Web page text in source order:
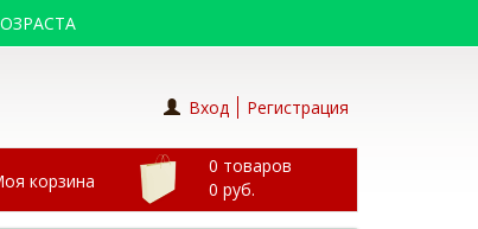
Вход Регистрация
корзина
0 товаров
0 руб.